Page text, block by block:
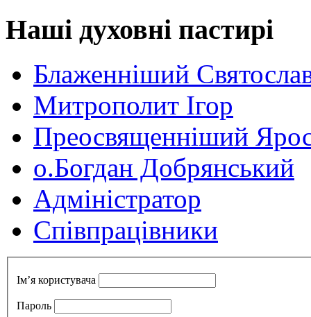
Наші духовні пастирі
Блаженніший
Митрополит Ігор
Преосвященніший
о.Богдан Добрянський
Адміністратор
Cпівпрацівники
Ім’я користувача
Пароль